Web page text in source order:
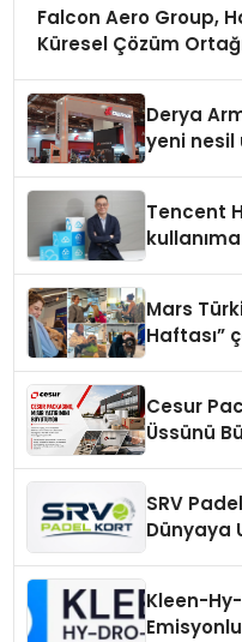
Falcon Aero Group,
Küresel Çözüm
Derya
yeni
Tencent
Mars
Haftası”
Cesur
Üssünü
SRV
Dünyaya
Kleen-